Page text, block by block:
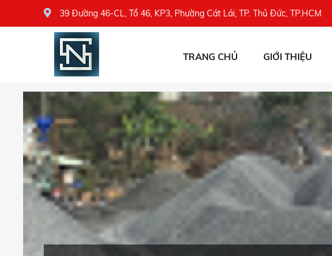
39 Đường 46-CL, Tổ 46, KP3, Phường Cát Lái, TP. Thủ Đức, TP.HCM
TRANG CHỦ GIỚI THIỆU